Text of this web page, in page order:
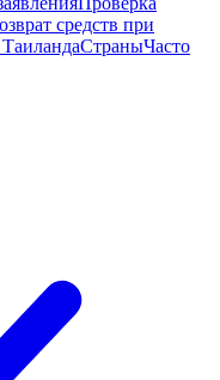
средств при
СтраныЧасто